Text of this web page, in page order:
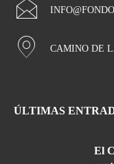
CAMINO DE
ÚLTIMAS
El